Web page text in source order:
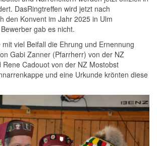
DasRingtreffen wird jetzt nach
den Konvent im Jahr 2025 in Ulm
gab es nicht.
mit viel Beifall die Ehrung und Ernennung
Gabi Zanner (Pfarrherr) von der NZ
Rene Cadouot von der NZ Mostobst
und eine Urkunde krönten diese